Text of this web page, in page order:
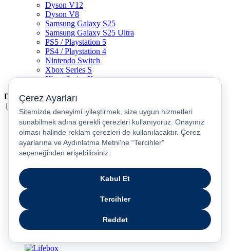
Dyson V12
Dyson V8
Samsung Galaxy S25
Samsung Galaxy S25 Ultra
PS5 / Playstation 5
PS4 / Playstation 4
Nintendo Switch
Xbox Series S
Xbox Series X
Dil
Türkçe
English
عربى
русский